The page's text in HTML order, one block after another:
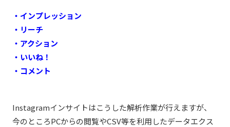
・インプレッション
・リーチ
・アクション
・いいね！
・コメント
Instagramインサイトはこうした解析作業が行えますが、
今のところPCからの閲覧やCSV等を利用したデータエクス